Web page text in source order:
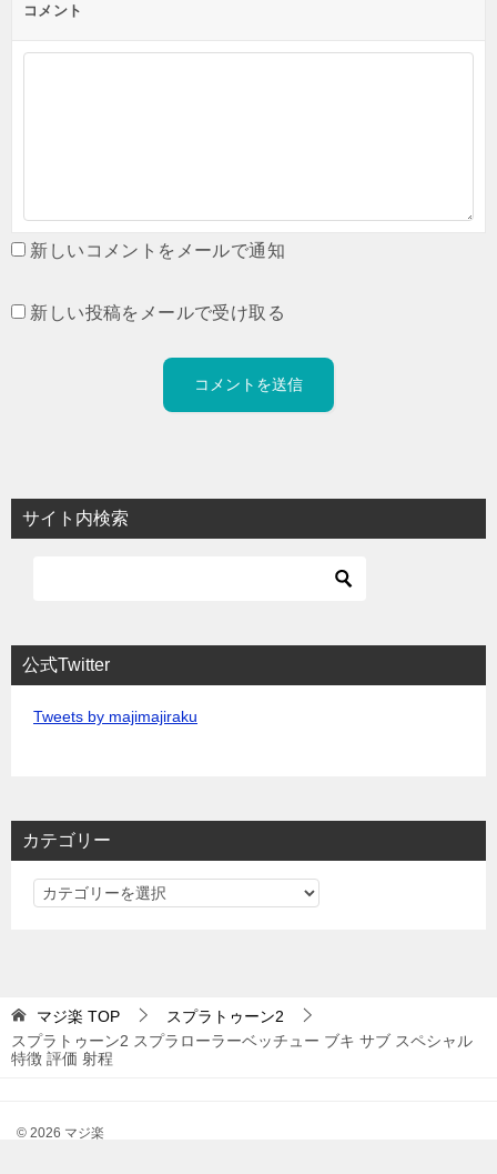
コメント
新しいコメントをメールで通知
新しい投稿をメールで受け取る
サイト内検索
公式Twitter
Tweets by majimajiraku
カテゴリー
カ
マジ楽 TOP
スプラトゥーン2
スプラトゥーン2 スプラローラーベッチュー ブキ サブ スペシャル
特徴 評価 射程
© 2026 マジ楽